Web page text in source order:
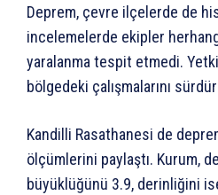
Deprem, çevre ilçelerde de
incelemelerde ekipler
yaralanma tespit etmedi.
bölgedeki çalışmalarını
Kandilli Rasathanesi de
ölçümlerini paylaştı. Kurum,
büyüklüğünü 3.9, derinliğini